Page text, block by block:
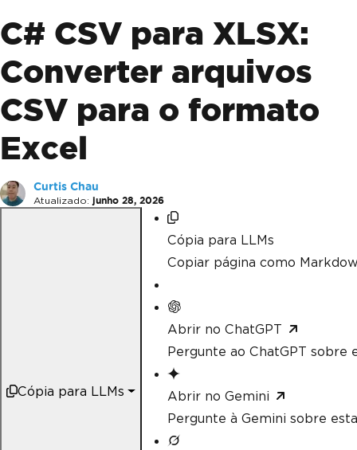
C# CSV para XLSX:
Converter arquivos
CSV para o formato
Excel
Curtis Chau
Atualizado: junho 28, 2026
Cópia para LLMs
Cópia para LLMs
Copiar página como
Abrir no ChatGPT
Pergunte ao ChatGPT sobre
Abrir no Gemini
Pergunte à Gemini sobre